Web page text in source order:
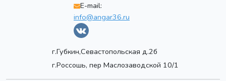
E-mail:
info@angar36.ru
г.Губкин,Севастопольская д.2б
г.Россошь, пер Маслозаводской 10/1